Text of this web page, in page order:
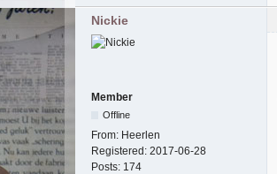
Nickie
Member
Offline
From: Heerlen
Registered: 2017-06-28
Posts: 174